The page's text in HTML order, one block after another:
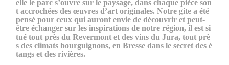
elle le parc s’ouvre sur le paysage, dans chaque pièce son
t accrochées des œuvres d’art originales. Notre gite a été
pensé pour ceux qui auront envie de découvrir et peut-
être échanger sur les inspirations de notre région, il est si
tué tout près du Revermont et des vins du Jura, tout prè
s des climats bourguignons, en Bresse dans le secret des é
tangs et des rivières.